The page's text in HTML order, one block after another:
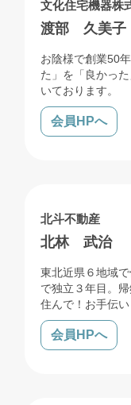
文化住宅機器株
渡部 久美子
お陰様で創業50
た」を「良かっ
いております。
会員HPへ
売買 賃貸
北斗不動産
北林 武治
東北近県６地域
で独立３年目。
住んで！お手伝い
会員HPへ